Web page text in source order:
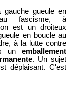
gauche gueule en
fascisme, à
est un droiteux
en boucle au
à la lutte contre
un emballement
. Un sujet
déplaisant. C'est